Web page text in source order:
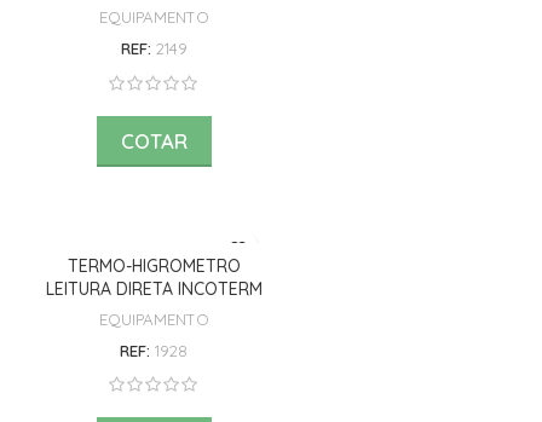
EQUIPAMENTO
REF: 2149
COTAR
TERMO-HIGROMETRO
LEITURA DIRETA INCOTERM
EQUIPAMENTO
REF: 1928